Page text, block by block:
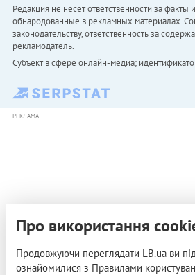
Редакция не несет ответственности за
обнародованные в рекламных материалах.
законодательству, ответственность за
рекламодатель.
Субъект в сфере онлайн-медиа;
РЕКЛАМА
Про використання
Продовжуючи переглядати LB.ua ви
ознайомилися з Правилами